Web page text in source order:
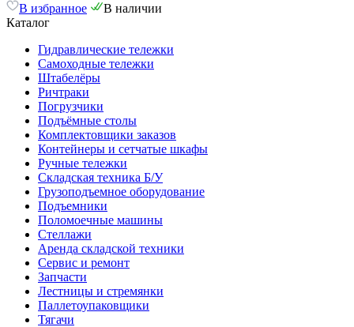
В избранное
В наличии
Каталог
Гидравлические тележки
Самоходные тележки
Штабелёры
Ричтраки
Погрузчики
Подъёмные столы
Комплектовщики заказов
Контейнеры и сетчатые шкафы
Ручные тележки
Складская техника Б/У
Грузоподъемное оборудование
Подъемники
Поломоечные машины
Стеллажи
Аренда складской техники
Сервис и ремонт
Запчасти
Лестницы и стремянки
Паллетоупаковщики
Тягачи